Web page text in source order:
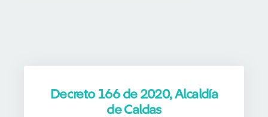
Decreto 166 de 2020, Alcaldía
de Caldas